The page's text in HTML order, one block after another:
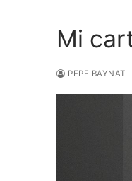
Mi
PEPE BAYNAT